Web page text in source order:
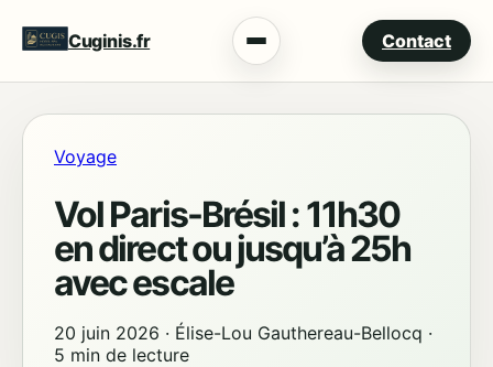
Cuginis.fr Menu Contact
Voyage
Vol Paris-Brésil : 11h30
en direct ou jusqu’à 25h
avec escale
20 juin 2026 · Élise-Lou Gauthereau-Bellocq ·
5 min de lecture